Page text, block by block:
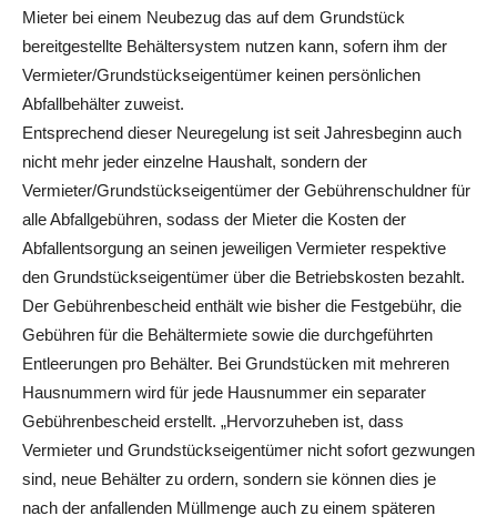
Mieter bei einem Neubezug das auf dem Grundstück
bereitgestellte Behältersystem nutzen kann, sofern ihm der
Vermieter/Grundstückseigentümer keinen persönlichen
Abfallbehälter zuweist.
Entsprechend dieser Neuregelung ist seit Jahresbeginn auch
nicht mehr jeder einzelne Haushalt, sondern der
Vermieter/Grundstückseigentümer der Gebührenschuldner für
alle Abfallgebühren, sodass der Mieter die Kosten der
Abfallentsorgung an seinen jeweiligen Vermieter respektive
den Grundstückseigentümer über die Betriebskosten bezahlt.
Der Gebührenbescheid enthält wie bisher die Festgebühr, die
Gebühren für die Behältermiete sowie die durchgeführten
Entleerungen pro Behälter. Bei Grundstücken mit mehreren
Hausnummern wird für jede Hausnummer ein separater
Gebührenbescheid erstellt. „Hervorzuheben ist, dass
Vermieter und Grundstückseigentümer nicht sofort gezwungen
sind, neue Behälter zu ordern, sondern sie können dies je
nach der anfallenden Müllmenge auch zu einem späteren